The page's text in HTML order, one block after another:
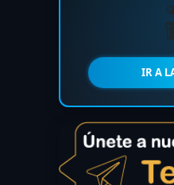
IR A